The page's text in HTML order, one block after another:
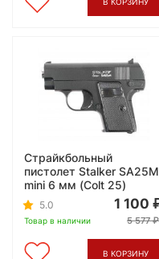
Страйкбольный
пистолет Stalker SA25M
mini 6 мм (Colt 25)
5.0
Товар в наличии
1 100
5 577
В КОРЗИНУ